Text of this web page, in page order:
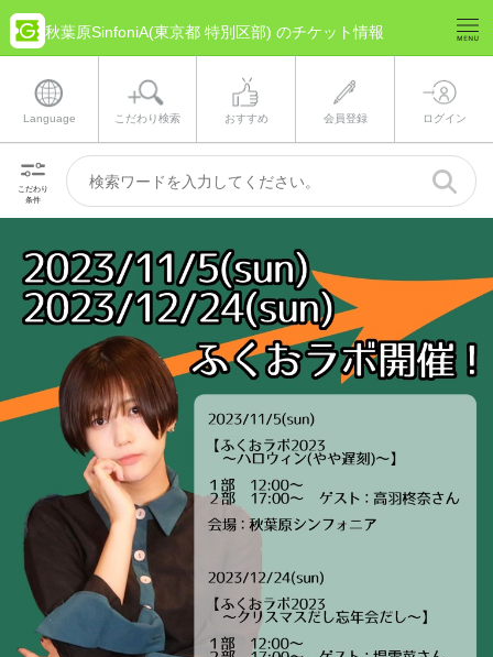
秋葉原SinfoniA(東京都 特別区部) のチケット情報
Language こだわり検索 おすすめ 会員登録 ログイン
こだわり
条件